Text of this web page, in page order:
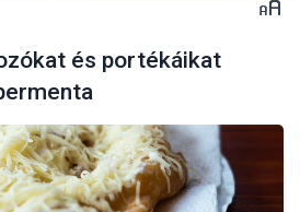
és portékáikat